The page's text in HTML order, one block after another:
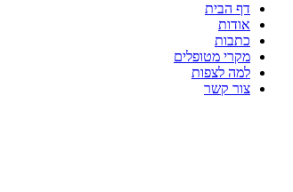
דף הבית
אודות
כתבות
מקרי מטופלים
למה לצפות
צור קשר